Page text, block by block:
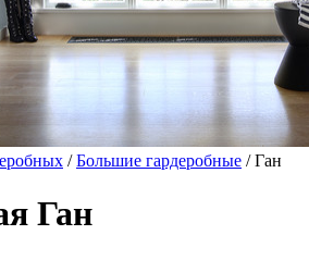
/Большие гардеробные / Ган
Ган